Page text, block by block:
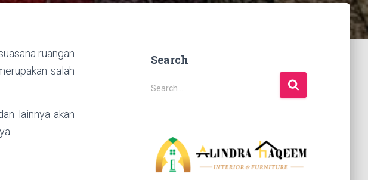
ruangan
salah
lainnya akan
Search
S
e
Search …